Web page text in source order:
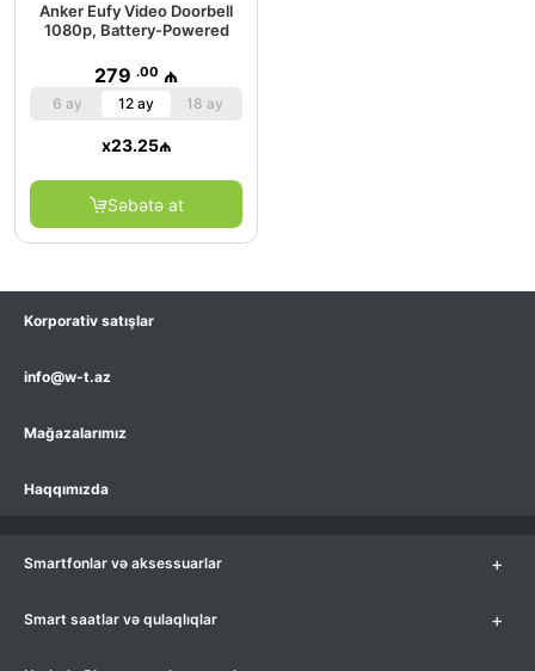
Anker Eufy Video Doorbell
1080p, Battery-Powered
279 .00 ₼
6 ay 12 ay 18 ay
x23.25₼
Səbətə at
Korporativ satışlar
info@w-t.az
Mağazalarımız
Haqqımızda
Smartfonlar və aksessuarlar +
Smart saatlar və qulaqlıqlar +